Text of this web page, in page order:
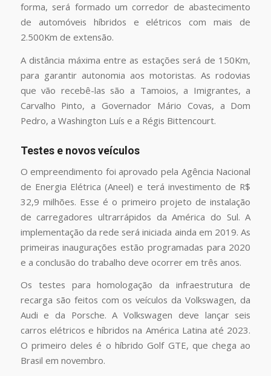
forma, será formado um corredor de abastecimento
de automóveis híbridos e elétricos com mais de
2.500Km de extensão.
A distância máxima entre as estações será de 150Km,
para garantir autonomia aos motoristas. As rodovias
que vão recebê-las são a Tamoios, a Imigrantes, a
Carvalho Pinto, a Governador Mário Covas, a Dom
Pedro, a Washington Luís e a Régis Bittencourt.
Testes e novos veículos
O empreendimento foi aprovado pela Agência Nacional
de Energia Elétrica (Aneel) e terá investimento de R$
32,9 milhões. Esse é o primeiro projeto de instalação
de carregadores ultrarrápidos da América do Sul. A
implementação da rede será iniciada ainda em 2019. As
primeiras inaugurações estão programadas para 2020
e a conclusão do trabalho deve ocorrer em três anos.
Os testes para homologação da infraestrutura de
recarga são feitos com os veículos da Volkswagen, da
Audi e da Porsche. A Volkswagen deve lançar seis
carros elétricos e híbridos na América Latina até 2023.
O primeiro deles é o híbrido Golf GTE, que chega ao
Brasil em novembro.